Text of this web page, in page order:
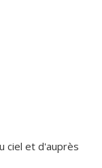
ciel et d'auprès